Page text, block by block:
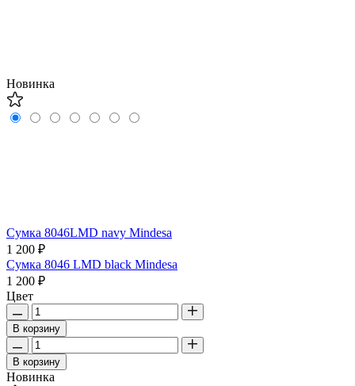
Новинка
Сумка 8046LMD navy Mindesa
1 200 ₽
Сумка 8046 LMD black Mindesa
1 200 ₽
Цвет
В корзину
В корзину
Новинка